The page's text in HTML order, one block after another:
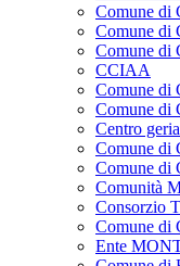
Comune di
Comune di
Comune di
CCIAA
Comune di
Comune di
Centro
Comune di
Comune di
Comunità
Consorzio
Comune di
Ente